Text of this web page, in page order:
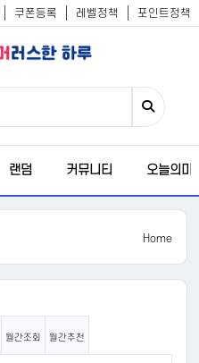
쿠폰등록 레벨정책 포인트정책
랜덤 커뮤니티 오늘의미
Home
월간조회 월간추천